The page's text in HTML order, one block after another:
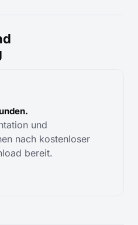
und
nach kostenloser
bereit.